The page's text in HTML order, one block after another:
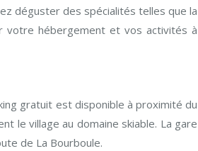
déguster des spécialités telles que la
votre hébergement et vos activités à
gratuit est disponible à proximité du
le village au domaine skiable. La gare
de La Bourboule.